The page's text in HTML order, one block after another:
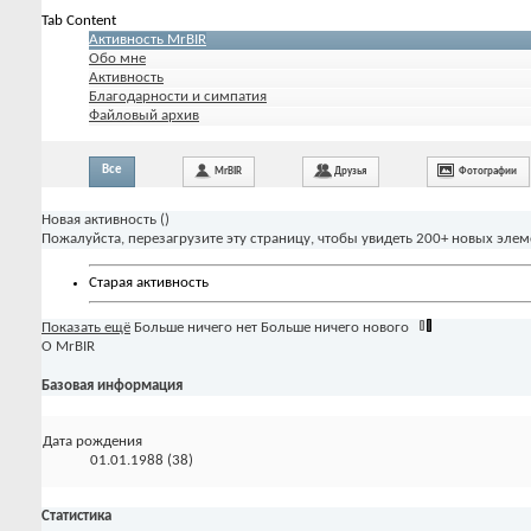
Tab Content
Активность MrBIR
Обо мне
Активность
Благодарности и симпатия
Файловый архив
Все MrBIR Друзья Фотографии
Новая активность ()
Пожалуйста, перезагрузите эту страницу, чтобы увидеть 200+ новых
Старая активность
Показать ещё Больше ничего нет Больше ничего нового
О MrBIR
Базовая информация
Дата рождения
01.01.1988 (38)
Статистика